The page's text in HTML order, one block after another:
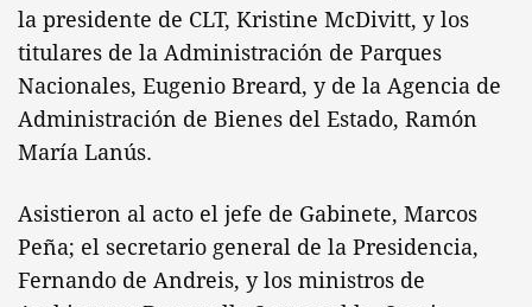
la presidente de CLT, Kristine McDivitt, y los
titulares de la Administración de Parques
Nacionales, Eugenio Breard, y de la Agencia de
Administración de Bienes del Estado, Ramón
María Lanús.
Asistieron al acto el jefe de Gabinete, Marcos
Peña; el secretario general de la Presidencia,
Fernando de Andreis, y los ministros de